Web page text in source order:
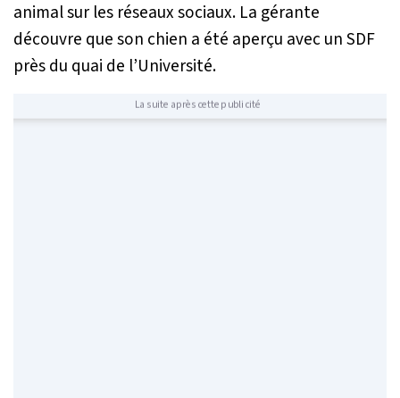
animal sur les réseaux sociaux. La gérante
découvre que son chien a été aperçu avec un SDF
près du quai de l’Université.
La suite après cette publicité